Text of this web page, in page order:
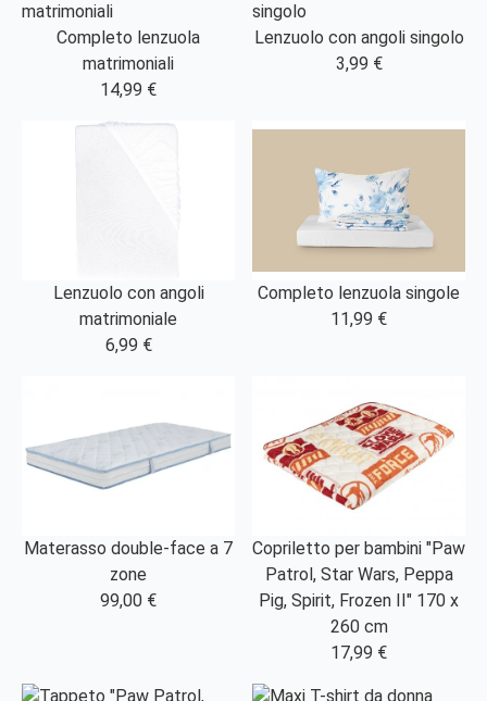
Completo lenzuola
matrimoniali
14,99 €
Lenzuolo con angoli singolo
3,99 €
Lenzuolo con angoli
matrimoniale
6,99 €
Completo lenzuola singole
11,99 €
Materasso double-face a 7
zone
99,00 €
Copriletto per bambini "Paw
Patrol, Star Wars, Peppa
Pig, Spirit, Frozen II" 170 x
260 cm
17,99 €